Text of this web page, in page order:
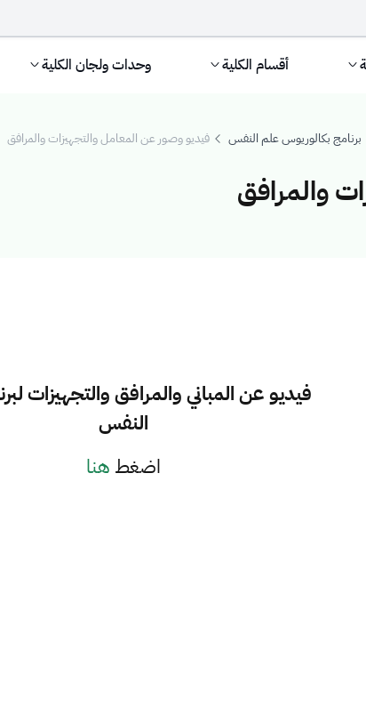
أقسام الكلية وحدات ولجان الكلية
برنامج بكالوريوس علم النفس فيديو وصور عن المعامل والتجهيزات والمرافق
والمرافق
فيديو عن المباني والمرافق والتجهيزات
النفس
اضغط هنا